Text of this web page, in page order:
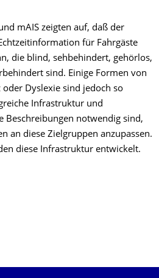
mAIS zeigten auf, daß der
für Fahrgäste
die blind, sehbehindert, gehörlos,
sind. Einige Formen von
Dyslexie sind jedoch so
Infrastruktur und
Beschreibungen notwendig sind,
an diese Zielgruppen anzupassen.
diese Infrastruktur entwickelt.